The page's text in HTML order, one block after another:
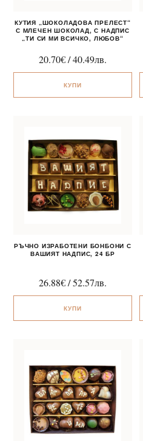
КУТИЯ „ШОКОЛАДОВА ПРЕЛЕСТ“
С МЛЕЧЕН ШОКОЛАД, С НАДПИС
„ТИ СИ МИ ВСИЧКО, ЛЮБОВ“
20.70€/40.49лв.
КУПИ
РЪЧНО ИЗРАБОТЕНИ БОНБОНИ С
ВАШИЯТ НАДПИС, 24 БР
26.88€/52.57лв.
КУПИ